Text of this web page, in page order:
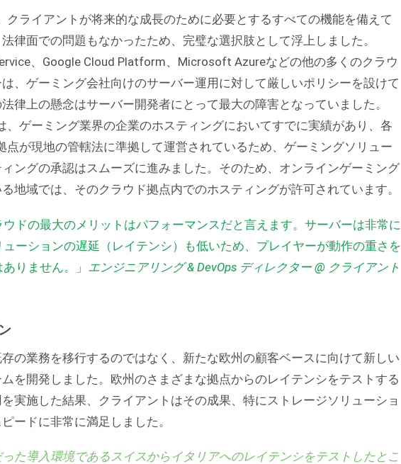
クライアントが将来的な成長のために必要とするすべての機能を備えて
律面での問題もなかったため、完璧な選択肢として浮上しました。
、Google Cloud Platform、Microsoft Azureなどの他の多くのクラウ
は、ゲーミング会社向けのサーバー運用に対して厳しいポリシーを設けて
律上の懸念はサーバー開発者にとって最大の障害となっていました。
、ゲーミング業界の企業のホスティングにおいてすでに実績があり、各
点が現地の管轄法に準拠して運営されているため、ゲーミングソリュー
ングの承認はスムーズに進みました。そのため、オンラインゲーミング
地域では、そのクラウド拠点内でのホスティングが許可されています。
ウドの最大のメリットはパフォーマンスだと言えます。サーバーは非常に
ーションの遅延（レイテンシ）も低いため、プレイヤーが動作の重さを
りません。」 エンジニアリング & DevOps ディレクター @ クライアント
の業務を移行するのではなく、新たな欧州の顧客ベースに向けて新しい
を開発しました。欧州のさまざまな拠点からのレイテンシをテストする
実施した結果、クライアントはその成果、特にストレージソリューショ
ードに非常に満足しました。
った導入環境であるスイスからイタリアへのレイテンシをテストしたとこ